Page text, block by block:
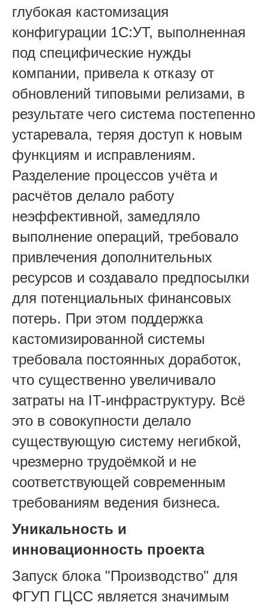
глубокая кастомизация
конфигурации 1С:УТ, выполненная
под специфические нужды
компании, привела к отказу от
обновлений типовыми релизами, в
результате чего система постепенно
устаревала, теряя доступ к новым
функциям и исправлениям.
Разделение процессов учёта и
расчётов делало работу
неэффективной, замедляло
выполнение операций, требовало
привлечения дополнительных
ресурсов и создавало предпосылки
для потенциальных финансовых
потерь. При этом поддержка
кастомизированной системы
требовала постоянных доработок,
что существенно увеличивало
затраты на IT-инфраструктуру. Всё
это в совокупности делало
существующую систему негибкой,
чрезмерно трудоёмкой и не
соответствующей современным
требованиям ведения бизнеса.
Уникальность и
инновационность проекта
Запуск блока "Производство" для
ФГУП ГЦСС является значимым